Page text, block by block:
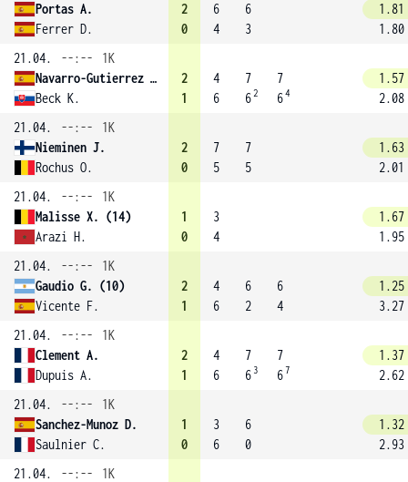
Portas A.
Ferrer D.
2
0
6
4
6
3
1.81
1.80
21.04.
--:--
1K
Navarro-Gutierrez S.
Beck K.
2
1
4
6
7
62
7
64
1.57
2.08
21.04.
--:--
1K
Nieminen J.
Rochus O.
2
0
7
5
7
5
1.63
2.01
21.04.
--:--
1K
Malisse X. (14)
Arazi H.
1
0
3
4
1.67
1.95
21.04.
--:--
1K
Gaudio G. (10)
Vicente F.
2
1
4
6
6
2
6
4
1.25
3.27
21.04.
--:--
1K
Clement A.
Dupuis A.
2
1
4
6
7
6 3
7
67
1.37
2.62
21.04.
--:--
1K
Sanchez-Munoz D.
Saulnier C.
1
0
3
6
6
0
1.32
2.93
21.04.
--:--
1K